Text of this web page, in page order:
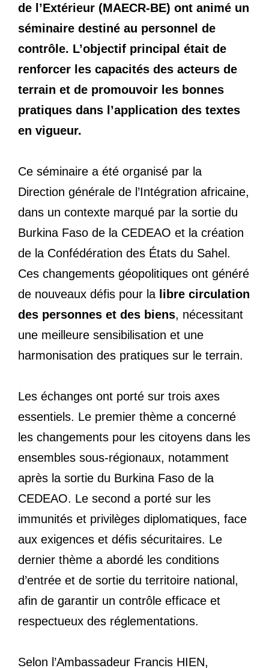
de l’Extérieur (MAECR-BE) ont animé un
séminaire destiné au personnel de
contrôle. L’objectif principal était de
renforcer les capacités des acteurs de
terrain et de promouvoir les bonnes
pratiques dans l’application des textes
en vigueur.
Ce séminaire a été organisé par la
Direction générale de l’Intégration africaine,
dans un contexte marqué par la sortie du
Burkina Faso de la CEDEAO et la création
de la Confédération des États du Sahel.
Ces changements géopolitiques ont généré
de nouveaux défis pour la libre circulation
des personnes et des biens, nécessitant
une meilleure sensibilisation et une
harmonisation des pratiques sur le terrain.
Les échanges ont porté sur trois axes
essentiels. Le premier thème a concerné
les changements pour les citoyens dans les
ensembles sous-régionaux, notamment
après la sortie du Burkina Faso de la
CEDEAO. Le second a porté sur les
immunités et privilèges diplomatiques, face
aux exigences et défis sécuritaires. Le
dernier thème a abordé les conditions
d’entrée et de sortie du territoire national,
afin de garantir un contrôle efficace et
respectueux des réglementations.
Selon l’Ambassadeur Francis HIEN,